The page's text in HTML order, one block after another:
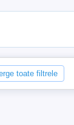
toate filtrele